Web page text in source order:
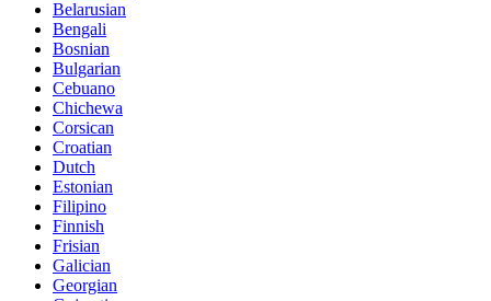
Belarusian
Bengali
Bosnian
Bulgarian
Cebuano
Chichewa
Corsican
Croatian
Dutch
Estonian
Filipino
Finnish
Frisian
Galician
Georgian